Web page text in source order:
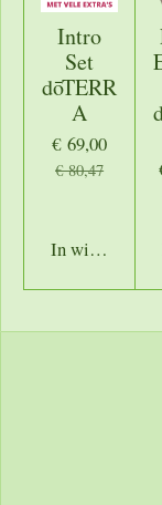
Intro
Set
dōTERR
A
€ 69,00
€ 80,47
In